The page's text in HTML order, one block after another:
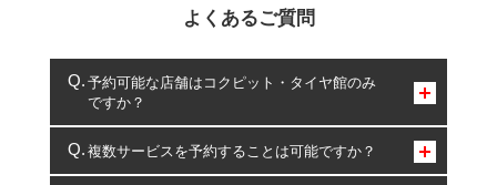
よくあるご質問
予約可能な店舗はコクピット・タイヤ館のみ
ですか？
コクピット・タイヤ館のみとなります。
複数サービスを予約することは可能ですか？